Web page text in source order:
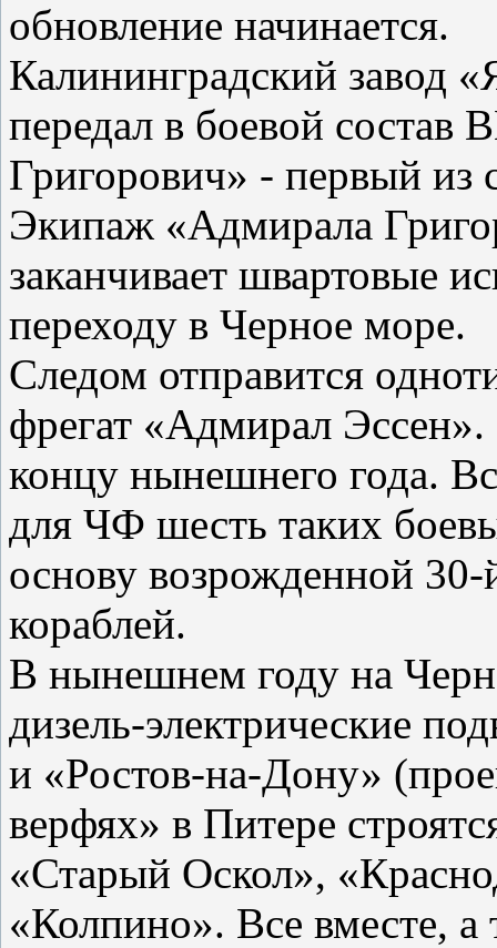
обновление начинается.
Калининградский завод
передал в боевой
Григорович» - первый из
Экипаж «Адмирала
заканчивает швартовые
переходу в Черное море.
Следом отправится
фрегат «Адмирал
концу нынешнего года.
для ЧФ шесть таких
основу возрожденной
кораблей.
В нынешнем году на
дизель-электрические
и «Ростов-на-Дону»
верфях» в Питере
«Старый Оскол»,
«Колпино». Все вместе, а